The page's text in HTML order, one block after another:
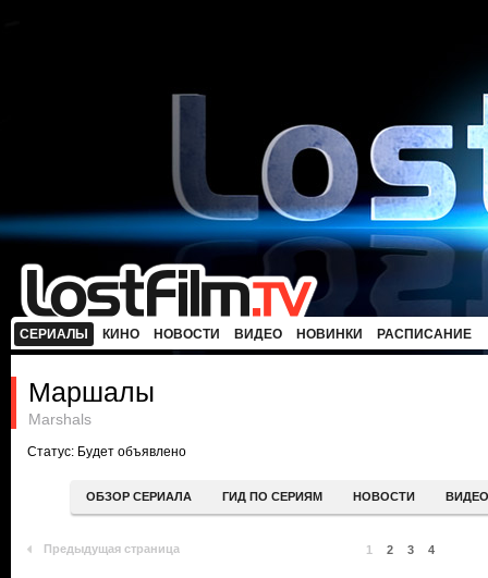
СЕРИАЛЫ КИНО НОВОСТИ ВИДЕО НОВИНКИ РАСПИСАНИЕ
Маршалы
Marshals
Статус: Будет объявлено
ОБЗОР СЕРИАЛА ГИД ПО СЕРИЯМ НОВОСТИ ВИДЕО
Предыдущая страница 1 2 3 4